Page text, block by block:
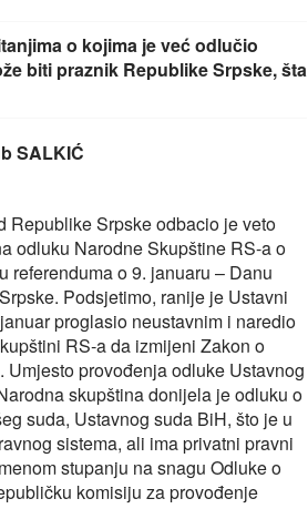
o kojima je već odlučio
biti praznik Republike Srpske, šta
SALKIĆ
Republike Srpske odbacio je veto
odluku Narodne Skupštine RS-a o
referenduma o 9. januaru – Danu
Podsjetimo, ranije je Ustavni
proglasio neustavnim i naredio
RS‑a da izmijeni Zakon o
Umjesto provođenja odluke Ustavnog
skupština donijela je odluku o
suda, Ustavnog suda BiH, što je u
sistema, ali ima privatni pravni
stupanju na snagu Odluke o
komisiju za provođenje